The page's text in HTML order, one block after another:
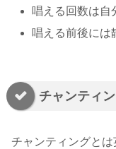
唱える回数は自
唱える前後には
チャンティ
チャンティングと